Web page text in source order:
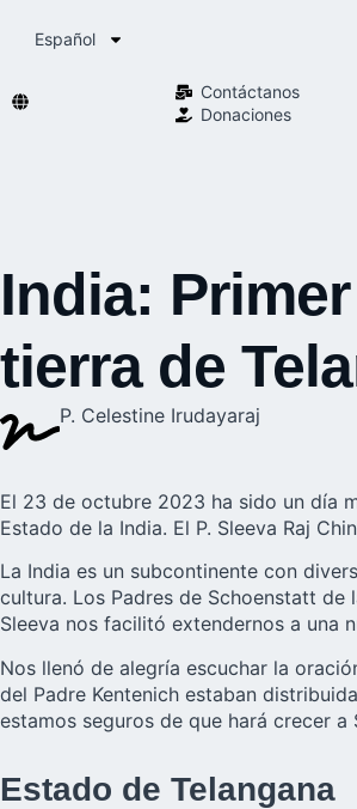
Español
Contáctanos
Donaciones
India:
tierra de
P. Celestine Irudayaraj
El 23 de octubre 2023 ha sido un día
Estado de la India. El P. Sleeva Raj
La India es un subcontinente con
cultura. Los Padres de Schoenstatt de
Sleeva nos facilitó extendernos a una
Nos llenó de alegría escuchar la
del Padre Kentenich estaban
estamos seguros de que hará crecer a
Estado de Telangana